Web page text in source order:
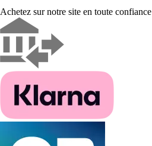
Achetez sur notre site en toute confiance